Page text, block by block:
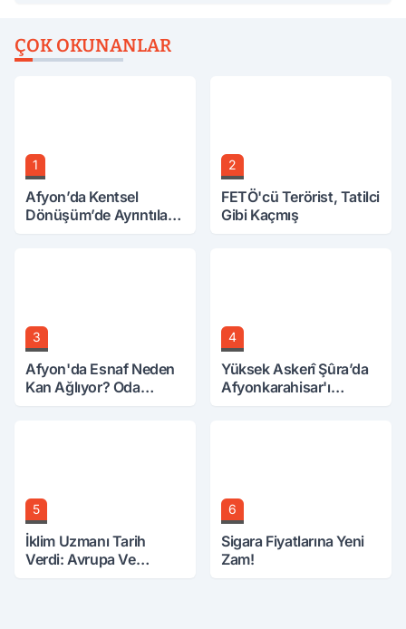
ÇOK OKUNANLAR
1
Afyon’da Kentsel
Dönüşüm’de Ayrıntılar
2
FETÖ'cü Terörist, Tatilci
Gibi Kaçmış
3
Afyon'da Esnaf Neden
Kan Ağlıyor? Oda
4
Yüksek Askerî Şûra’da
Afyonkarahisar'ı
5
İklim Uzmanı Tarih
Verdi: Avrupa Ve
6
Sigara Fiyatlarına Yeni
Zam!